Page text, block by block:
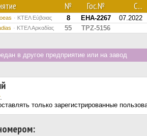
№ Гос.№ С...
ΚΤΕΛ Εύβοιας 8 EHA-2267 07.2022
ΚΤΕΛ Αρκαδίας 55 TPZ-5156
в другое предприятие или на завод
.
только зарегистрированные